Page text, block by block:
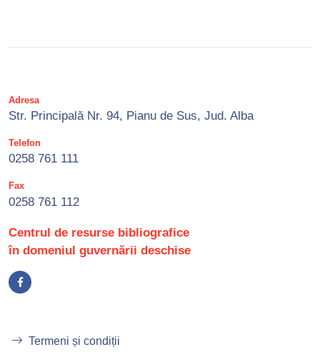
Adresa
Str. Principală Nr. 94, Pianu de Sus, Jud. Alba
Telefon
0258 761 111
Fax
0258 761 112
Centrul de resurse bibliografice
în domeniul guvernării deschise
Termeni și condiții